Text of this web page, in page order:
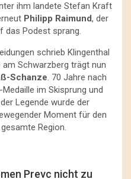
ihm landete Stefan Kraft
Philipp Raimund, der
das Podest sprang.
schrieb Klingenthal
Schwarzberg trägt nun
Schanze. 70 Jahre nach
im Skisprung und
Legende wurde der
Moment für den
Region.
Prevc nicht zu